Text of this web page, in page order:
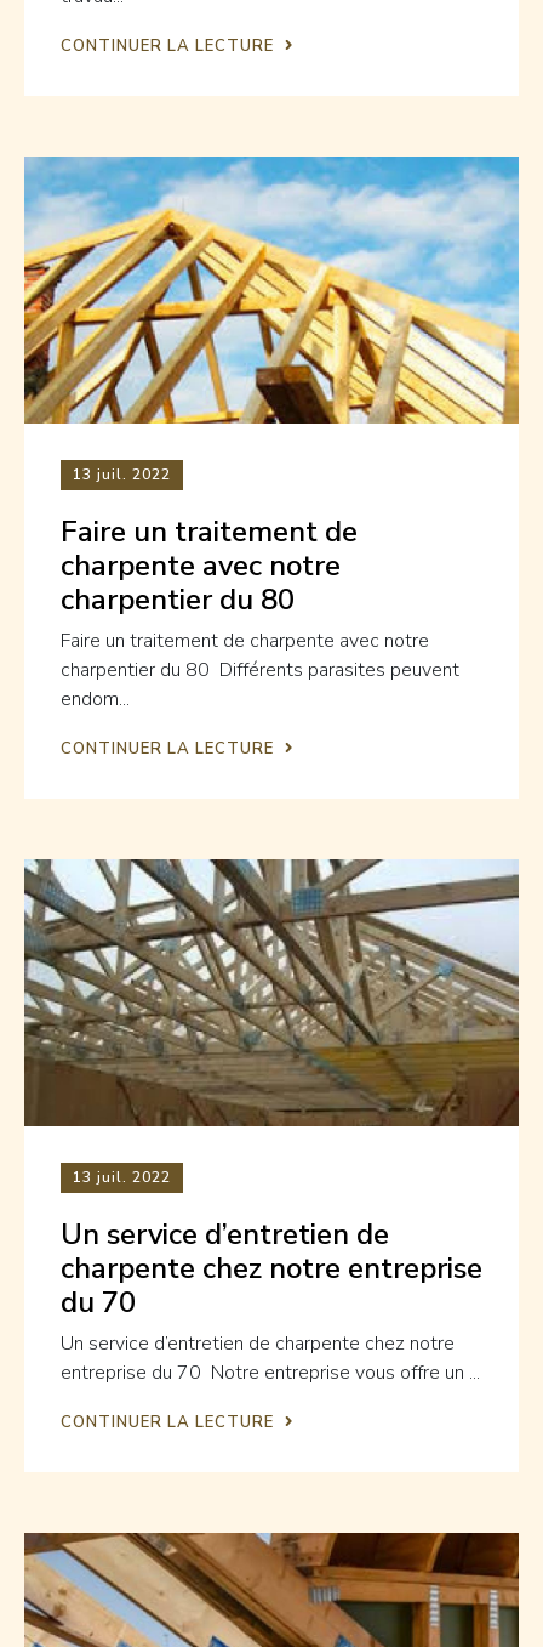
CONTINUER LA LECTURE
13 juil. 2022
Faire un traitement de
charpente avec notre
charpentier du 80
Faire un traitement de charpente avec notre
charpentier du 80 Différents parasites peuvent
endom...
CONTINUER LA LECTURE
13 juil. 2022
Un service d’entretien de
charpente chez notre entreprise
du 70
Un service d’entretien de charpente chez notre
entreprise du 70 Notre entreprise vous offre un ...
CONTINUER LA LECTURE